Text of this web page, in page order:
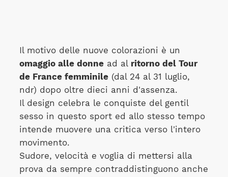
Il motivo delle nuove colorazioni è un
omaggio alle donnead al ritorno del Tour
de France femminile(dal 24 al 31 luglio,
ndr) dopo oltre dieci anni d'assenza.
Il design celebra le conquiste del gentil
sesso in questo sport ed allo stesso tempo
intende muovere una critica verso l'intero
movimento.
Sudore, velocità e voglia di mettersi alla
prova da sempre contraddistinguono anche